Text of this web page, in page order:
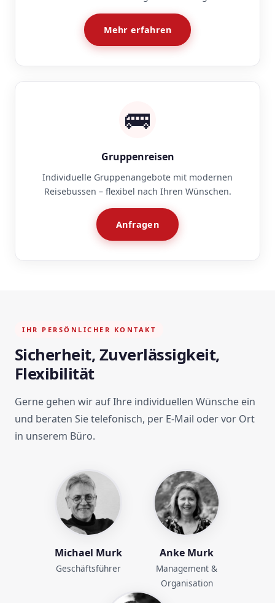
Mehr erfahren
🚌
Gruppenreisen
Individuelle Gruppenangebote mit modernen
Reisebussen – flexibel nach Ihren Wünschen.
Anfragen
IHR PERSÖNLICHER KONTAKT
Sicherheit, Zuverlässigkeit,
Flexibilität
Gerne gehen wir auf Ihre individuellen Wünsche ein
und beraten Sie telefonisch, per E-Mail oder vor Ort
in unserem Büro.
Michael Murk
Geschäftsführer
Anke Murk
Management &
Organisation